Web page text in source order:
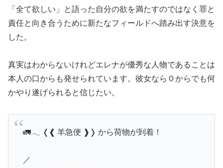
「全て欲しい」と語った自分の欲を満たすのではなく罪と
責任と向き合うために新たなフィールドへ踏み出す決意を
した。
真実はわからないけれどエレナが優秀な人物であることは
本人の口からも発せられています。彼女なら０からでも何
かやり遂げられると信じたい。
🚛𓂃 ❬❰ 羊急便 ❱❭ から荷物が到着！
／